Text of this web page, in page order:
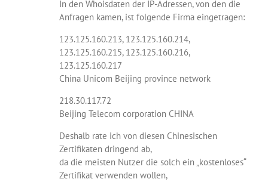
In den Whoisdaten der IP-Adressen, von den die
Anfragen kamen, ist folgende Firma eingetragen:
123.125.160.213, 123.125.160.214,
123.125.160.215, 123.125.160.216,
123.125.160.217
China Unicom Beijing province network
218.30.117.72
Beijing Telecom corporation CHINA
Deshalb rate ich von diesen Chinesischen
Zertifikaten dringend ab,
da die meisten Nutzer die solch ein „kostenloses“
Zertifikat verwenden wollen,